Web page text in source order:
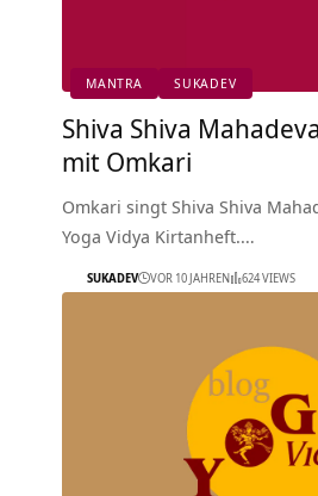
MANTRA SUKADEV
Shiva Shiva
mit Omkari
Omkari singt Shiva Shiva
Yoga Vidya Kirtanheft.…
SUKADEV VOR 10 JAHREN 624 VIEWS